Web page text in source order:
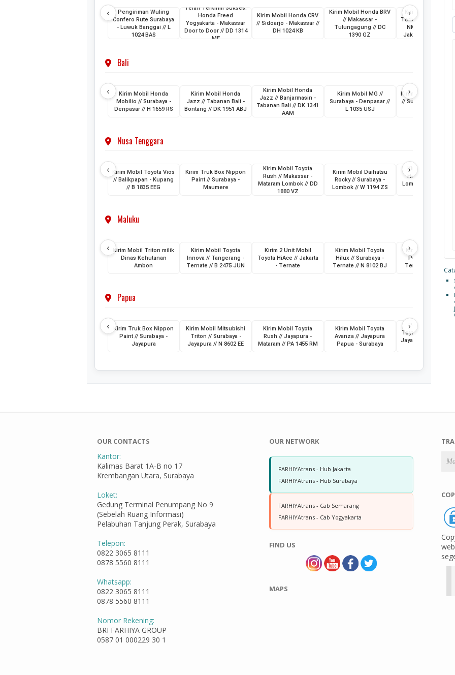
‹
Pengiriman Wuling
Confero Rute Surabaya
- Luwuk Banggai // L
1024 BAS
Telah Terkirim Sukses:
Honda Freed
Yogyakarta - Makassar
Door to Door // DD 1314
ME
Kirim Mobil Honda CRV
// Sidoarjo - Makassar //
DH 1024 KB
Kirim Mobil Honda BRV
// Makassar -
Tulungagung // DC
1390 GZ
Kirim Mobil
Terios & Sepeda
NMax // Makassar -
Jakarta // KT 1398
›
Bali
‹
Kirim Mobil Honda
Mobilio // Surabaya -
Denpasar // H 1659 RS
Kirim Mobil Honda
Jazz // Tabanan Bali -
Bontang // DK 1951 ABJ
Kirim Mobil Honda
Jazz // Banjarmasin -
Tabanan Bali // DK 1341
AAM
Kirim Mobil MG //
Surabaya - Denpasar //
L 1035 USJ
Kirim Mobil MG New
// Surabaya -
›
Nusa Tenggara
‹
Kirim Mobil Toyota Vios
// Balikpapan - Kupang
// B 1835 EEG
Kirim Truk Box Nippon
Paint // Surabaya -
Maumere
Kirim Mobil Toyota
Rush // Makassar -
Mataram Lombok // DD
1880 VZ
Kirim Mobil Daihatsu
Rocky // Surabaya -
Lombok // W 1194 ZS
Kirim Mobil Toyota
Hilux // Makassar -
Lombok Mataram //
›
Maluku
‹
Kirim Mobil Triton milik
Dinas Kehutanan
Ambon
Kirim Mobil Toyota
Innova // Tangerang -
Ternate // B 2475 JUN
Kirim 2 Unit Mobil
Toyota HiAce // Jakarta
- Ternate
Kirim Mobil Toyota
Hilux // Surabaya -
Ternate // N 8102 BJ
Kirim Bus Medium 2
Putri // Surabaya -
Ternate // G 7016
›
Papua
‹
Kirim Truk Box Nippon
Paint // Surabaya -
Jayapura
Kirim Mobil Mitsubishi
Triton // Surabaya -
Jayapura // N 8602 EE
Kirim Mobil Toyota
Rush // Jayapura -
Mataram // PA 1455 RM
Kirim Mobil Toyota
Avanza // Jayapura
Papua - Surabaya
Pengiriman Mobil
Toyota Vios //
Jayapura // 21 Juli
›
OUR CONTACTS
Kantor:
Kalimas Barat 1A-B no 17
Krembangan Utara, Surabaya
Loket:
Gedung Terminal Penumpang No 9
(Sebelah Ruang Informasi)
Pelabuhan Tanjung Perak, Surabaya
Telepon:
0822 3065 8111
0878 5560 8111
Whatsapp:
0822 3065 8111
0878 5560 8111
Nomor Rekening:
BRI FARHIYA GROUP
0587 01 000229 30 1
OUR NETWORK
FARHIYAtrans - Hub Jakarta
FARHIYAtrans - Hub Surabaya
FARHIYAtrans - Cab Semarang
FARHIYAtrans - Cab Yogyakarta
FIND US
MAPS